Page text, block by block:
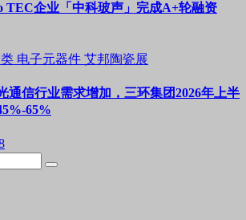
TEC企业「中科玻声」完成A+轮融资
电子元器件 艾邦陶瓷展
通信行业需求增加，三环集团2026年上半
65%